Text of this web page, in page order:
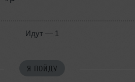
Идут — 1
Я ПОЙДУ